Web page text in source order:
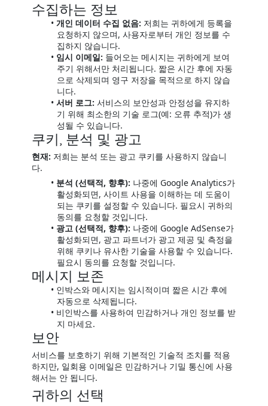
수집하는 정보
개인 데이터 수집 없음: 저희는 귀하에게 등록을
요청하지 않으며, 사용자로부터 개인 정보를 수
집하지 않습니다.
임시 이메일: 들어오는 메시지는 귀하에게 보여
주기 위해서만 처리됩니다. 짧은 시간 후에 자동
으로 삭제되며 영구 저장을 목적으로 하지 않습
니다.
서버 로그: 서비스의 보안성과 안정성을 유지하
기 위해 최소한의 기술 로그(예: 오류 추적)가 생
성될 수 있습니다.
쿠키, 분석 및 광고
현재: 저희는 분석 또는 광고 쿠키를 사용하지 않습니
다.
분석 (선택적, 향후): 나중에 Google Analytics가
활성화되면, 사이트 사용을 이해하는 데 도움이
되는 쿠키를 설정할 수 있습니다. 필요시 귀하의
동의를 요청할 것입니다.
광고 (선택적, 향후): 나중에 Google AdSense가
활성화되면, 광고 파트너가 광고 제공 및 측정을
위해 쿠키나 유사한 기술을 사용할 수 있습니다.
필요시 동의를 요청할 것입니다.
메시지 보존
인박스와 메시지는 임시적이며 짧은 시간 후에
자동으로 삭제됩니다.
비인박스를 사용하여 민감하거나 개인 정보를 받
지 마세요.
보안
서비스를 보호하기 위해 기본적인 기술적 조치를 적용
하지만, 일회용 이메일은 민감하거나 기밀 통신에 사용
해서는 안 됩니다.
귀하의 선택